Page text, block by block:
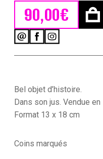
90,00€
de
presse
époque
-
-
Bel objet d’histoire.
Dans son jus. Vendue en
Format 13 x 18 cm
Coins marqués